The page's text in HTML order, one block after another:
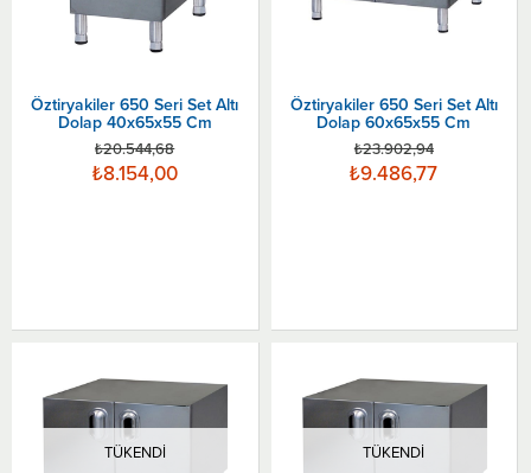
Öztiryakiler 650 Seri Set Altı
Dolap 40x65x55 Cm
₺8.154,00
₺20.544,68
Öztiryakiler 650 Seri Set Altı
Dolap 60x65x55 Cm
₺9.486,77
₺23.902,94
TÜKENDI TÜKENDI